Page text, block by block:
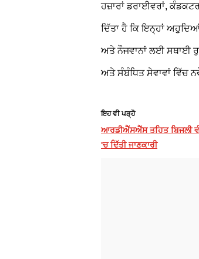
ਹਜ਼ਾਰਾਂ ਡਰਾਈਵਰਾਂ,
ਦਿੱਤਾ ਹੈ ਕਿ ਇਨ੍ਹਾਂ
ਅਤੇ ਨੌਜਵਾਨਾਂ ਲਈ ਸਥਾਈ
ਅਤੇ ਸੰਬੰਧਿਤ ਸੇਵਾਵਾਂ ਵਿੱਚ
ਇਹ ਵੀ ਪੜ੍ਹੋ
ਆਰਡੀਐੱਸਐੱਸ ਤਹਿਤ ਬਿਜਲੀ
'ਚ ਦਿੱਤੀ ਜਾਣਕਾਰੀ